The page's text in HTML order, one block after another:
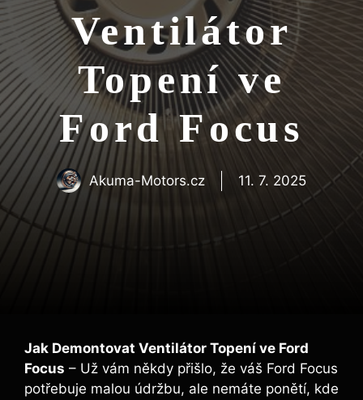
Ventilátor
Topení ve
Ford Focus
Akuma-Motors.cz 11. 7. 2025
Jak Demontovat Ventilátor Topení ve Ford
Focus – Už vám někdy přišlo, že váš Ford Focus
potřebuje malou údržbu, ale nemáte ponětí, kde